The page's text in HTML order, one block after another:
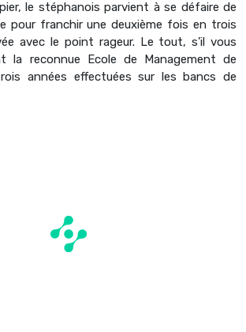
le stéphanois parvient à se défaire de
pour franchir une deuxième fois en trois
avec le point rageur. Le tout, s’il vous
la reconnue Ecole de Management de
années effectuées sur les bancs de